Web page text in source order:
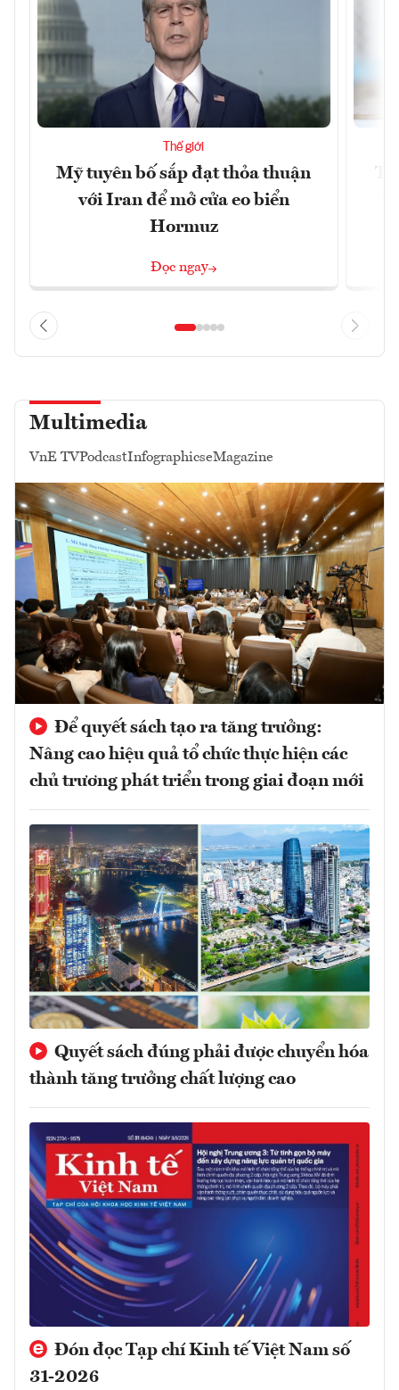
Thế giới
Mỹ tuyên bố sắp đạt thỏa thuận
với Iran để mở cửa eo biển
Hormuz
Đọc ngay
Multimedia
VnE TVPodcastInfographicseMagazine
Để quyết sách tạo ra tăng trưởng:
Nâng cao hiệu quả tổ chức thực hiện các
chủ trương phát triển trong giai đoạn mới
Quyết sách đúng phải được chuyển hóa
thành tăng trưởng chất lượng cao
Đón đọc Tạp chí Kinh tế Việt Nam số
31-2026